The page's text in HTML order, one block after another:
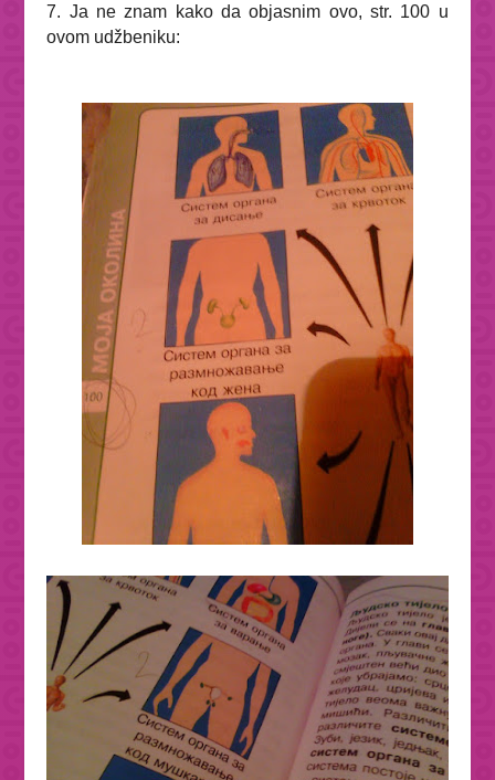
7. Ja ne znam kako da objasnim ovo, str. 100 u
ovom udžbeniku: